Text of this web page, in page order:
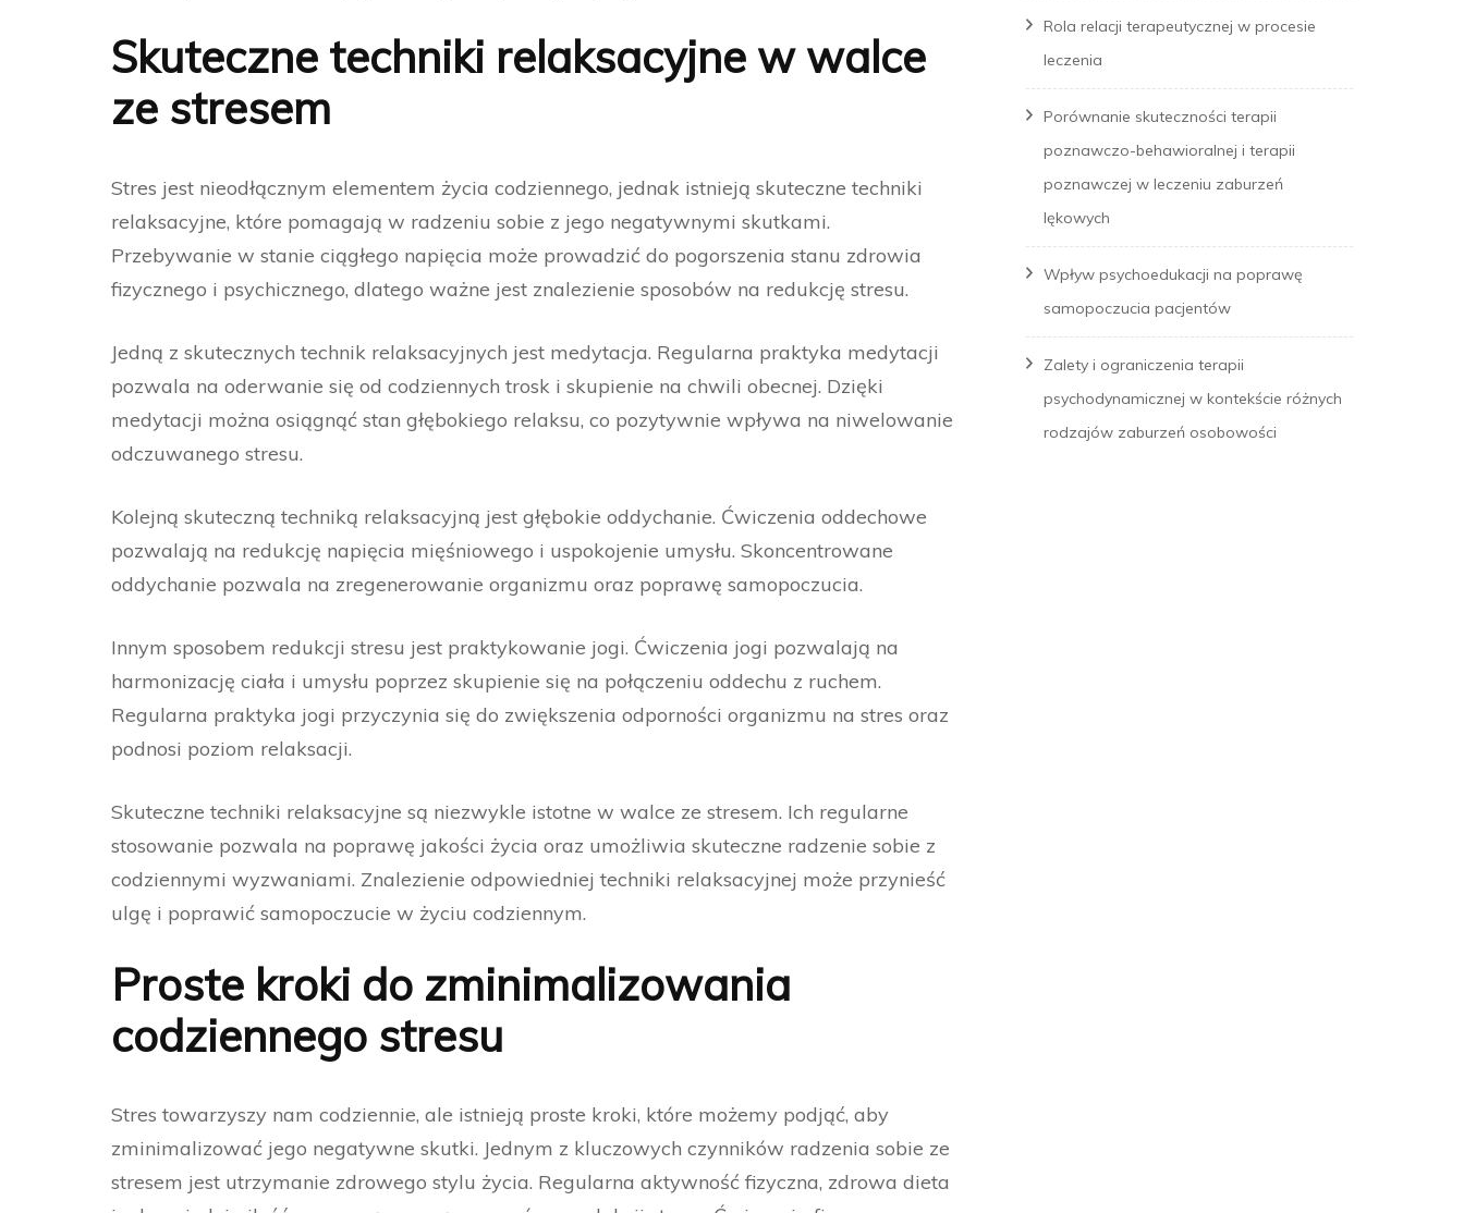
Skuteczne techniki relaksacyjne w walce
ze stresem
Stres jest nieodłącznym elementem życia codziennego, jednak istnieją skuteczne techniki
relaksacyjne, które pomagają w radzeniu sobie z jego negatywnymi skutkami.
Przebywanie w stanie ciągłego napięcia może prowadzić do pogorszenia stanu zdrowia
fizycznego i psychicznego, dlatego ważne jest znalezienie sposobów na redukcję stresu.
Jedną z skutecznych technik relaksacyjnych jest medytacja. Regularna praktyka medytacji
pozwala na oderwanie się od codziennych trosk i skupienie na chwili obecnej. Dzięki
medytacji można osiągnąć stan głębokiego relaksu, co pozytywnie wpływa na niwelowanie
odczuwanego stresu.
Kolejną skuteczną techniką relaksacyjną jest głębokie oddychanie. Ćwiczenia oddechowe
pozwalają na redukcję napięcia mięśniowego i uspokojenie umysłu. Skoncentrowane
oddychanie pozwala na zregenerowanie organizmu oraz poprawę samopoczucia.
Innym sposobem redukcji stresu jest praktykowanie jogi. Ćwiczenia jogi pozwalają na
harmonizację ciała i umysłu poprzez skupienie się na połączeniu oddechu z ruchem.
Regularna praktyka jogi przyczynia się do zwiększenia odporności organizmu na stres oraz
podnosi poziom relaksacji.
Skuteczne techniki relaksacyjne są niezwykle istotne w walce ze stresem. Ich regularne
stosowanie pozwala na poprawę jakości życia oraz umożliwia skuteczne radzenie sobie z
codziennymi wyzwaniami. Znalezienie odpowiedniej techniki relaksacyjnej może przynieść
ulgę i poprawić samopoczucie w życiu codziennym.
Proste kroki do zminimalizowania
codziennego stresu
Stres towarzyszy nam codziennie, ale istnieją proste kroki, które możemy podjąć, aby
zminimalizować jego negatywne skutki. Jednym z kluczowych czynników radzenia sobie ze
stresem jest utrzymanie zdrowego stylu życia. Regularna aktywność fizyczna, zdrowa dieta
Rola relacji terapeutycznej w procesie
leczenia
Porównanie skuteczności terapii
poznawczo-behawioralnej i terapii
poznawczej w leczeniu zaburzeń
lękowych
Wpływ psychoedukacji na poprawę
samopoczucia pacjentów
Zalety i ograniczenia terapii
psychodynamicznej w kontekście różnych
rodzajów zaburzeń osobowości